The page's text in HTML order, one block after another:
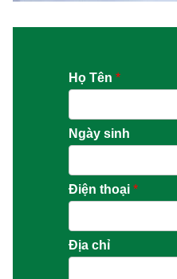
Họ Tên *
Ngày sinh
Điện thoại *
Địa chỉ